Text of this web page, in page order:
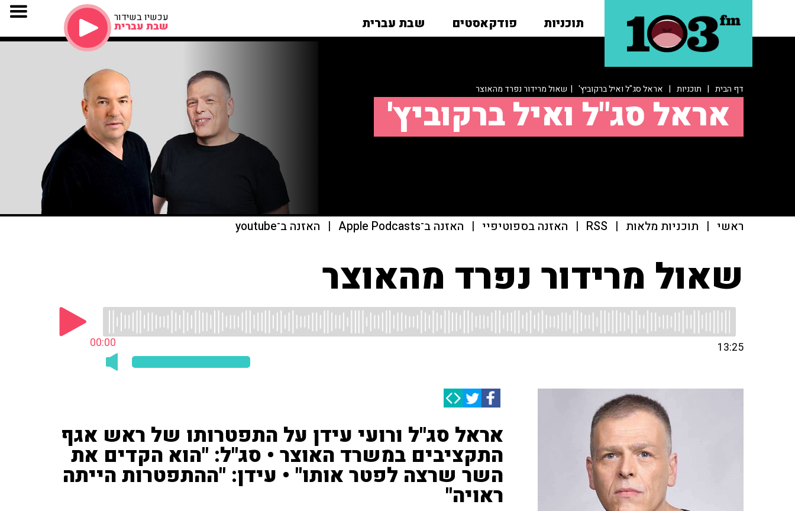
תוכניות פודקאסטים שבת עברית עכשיו בשידור
שבת עברית
דף הבית | תוכניות | אראל סג"ל ואיל ברקוביץ' | שאול מרידור נפרד מהאוצר
אראל סג"ל ואיל ברקוביץ'
ראשי | תוכניות מלאות |
RSS
| האזנה בספוטיפיי | האזנה ב־Apple Podcasts | האזנה ב־youtube
שאול מרידור נפרד מהאוצר
00:00 13:25
אראל סג"ל ורועי עידן על התפטרותו של ראש אגף
התקציבים במשרד האוצר • סג"ל: "הוא הקדים את
השר שרצה לפטר אותו" • עידן: "ההתפטרות הייתה
ראויה"